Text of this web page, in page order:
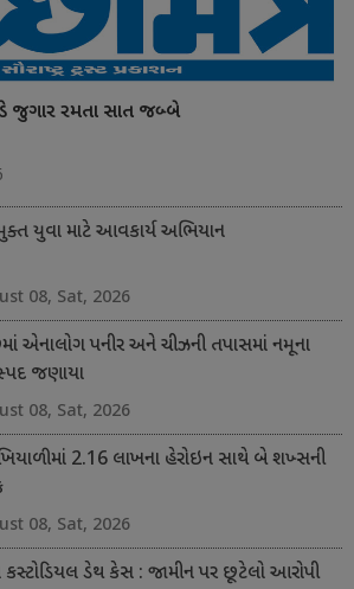
જુગાર રમતા સાત જબ્બે
યુવા માટે આવકાર્ય અભિયાન
08, Sat, 2026
એનાલોગ પનીર અને ચીઝની તપાસમાં નમૂના
જણાયા
08, Sat, 2026
2.16 લાખના હેરોઇન સાથે બે શખ્સની
08, Sat, 2026
કસ્ટોડિયલ ડેથ કેસ : જામીન પર છૂટેલો આરોપી